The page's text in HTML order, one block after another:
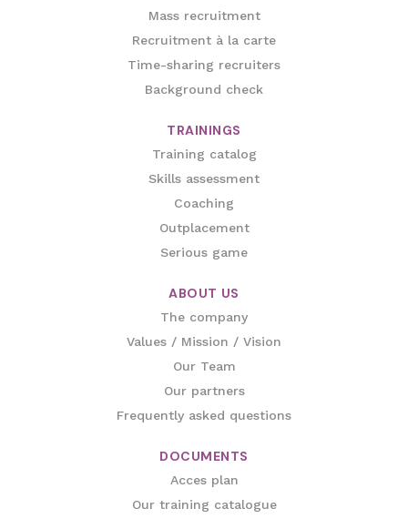
Mass recruitment
Recruitment à la carte
Time-sharing recruiters
Background check
TRAININGS
Training catalog
Skills assessment
Coaching
Outplacement
Serious game
ABOUT US
The company
Values / Mission / Vision
Our Team
Our partners
Frequently asked questions
DOCUMENTS
Acces plan
Our training catalogue